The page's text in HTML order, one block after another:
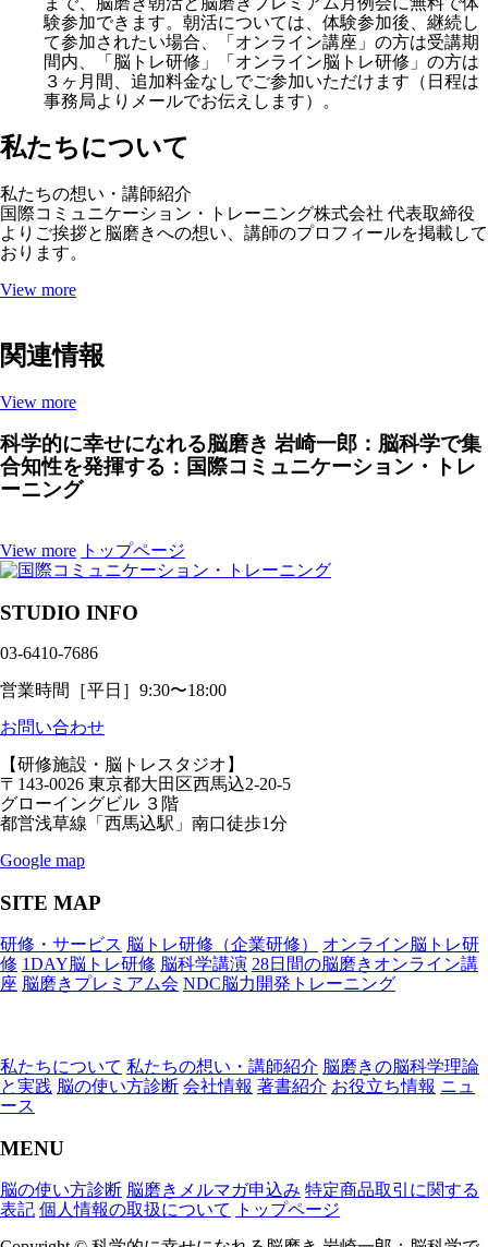
験参加できます。朝活については、体験参加後、継続し
て参加されたい場合、「オンライン講座」の方は受講期
間内、「脳トレ研修」「オンライン脳トレ研修」の方は
３ヶ月間、追加料金なしでご参加いただけます（日程は
事務局よりメールでお伝えします）。
私たちについて
私たちの想い・講師紹介
国際コミュニケーション・トレーニング株式会社 代表取締役
よりご挨拶と脳磨きへの想い、講師のプロフィールを掲載して
おります。
View more
関連情報
View more
科学的に幸せになれる脳磨き 岩崎一郎：脳科学で集
合知性を発揮する：国際コミュニケーション・トレ
ーニング
View more トップページ
STUDIO INFO
03-6410-7686
営業時間［平日］9:30〜18:00
お問い合わせ
【研修施設・脳トレスタジオ】
〒143-0026 東京都大田区西馬込2-20-5
グローイングビル ３階
都営浅草線「西馬込駅」南口徒歩1分
Google map
SITE MAP
研修・サービス 脳トレ研修（企業研修）
オンライン脳トレ研
修 1DAY脳トレ研修 脳科学講演 28日間の脳磨きオンライン講
座 脳磨きプレミアム会 NDC脳力開発トレーニング
私たちについて 私たちの想い・講師紹介 脳磨きの脳科学理論
と実践 脳の使い方診断 会社情報 著書紹介 お役立ち情報 ニュ
ース
MENU
脳の使い方診断 脳磨きメルマガ申込み 特定商品取引に関する
表記 個人情報の取扱について
トップページ